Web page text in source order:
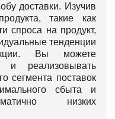
доставки. Изучив
такие как
спроса на продукт,
тенденции
Вы можете
и реализовывать
сегмента поставок
сбыта и
низких